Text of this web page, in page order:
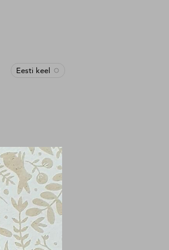
Eesti keel